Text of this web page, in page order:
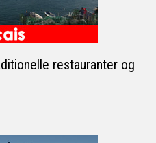
restauranter og